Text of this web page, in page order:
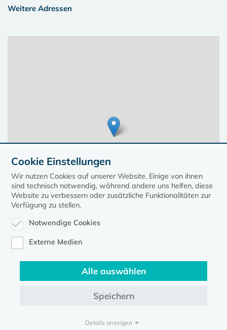
Weitere Adressen
Diese Seite gehört zum Portalkirche-mv.de
Evangelische Kirche in Mecklenburg-Vorpommern © 2026
Cookie Einstellungen
Wir nutzen Cookies auf unserer Website. Einige von ihnen
sind technisch notwendig, während andere uns helfen, diese
Website zu verbessern oder zusätzliche Funktionalitäten zur
Verfügung zu stellen.
Notwendige Cookies
Externe Medien
Alle auswählen
Speichern
Details anzeigen